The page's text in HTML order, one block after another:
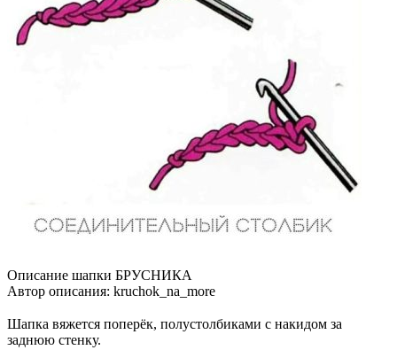
Описание шапки БРУСНИКА
Автор описания: kruchok_na_more
Шапка вяжется поперёк, полустолбиками с накидом за
заднюю стенку.